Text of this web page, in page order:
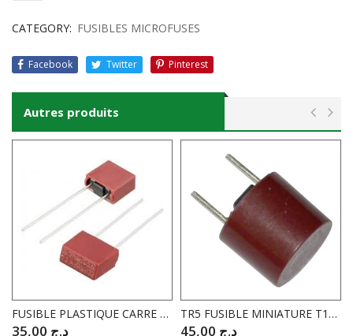
CATEGORY: FUSIBLES MICROFUSES
Facebook Twitter Pinterest
Autres produits
FUSIBLE PLASTIQUE CARRE TEMPORISE T0.5A 250V
د.ج
TR5 FUSIBLE MINIATURE T1A 250V TEMPORISE
د.ج